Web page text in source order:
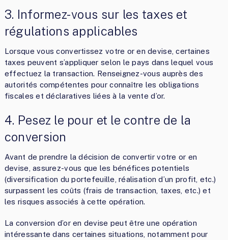
3. Informez-vous sur les taxes et
régulations applicables
Lorsque vous convertissez votre or en devise, certaines
taxes peuvent s’appliquer selon le pays dans lequel vous
effectuez la transaction. Renseignez-vous auprès des
autorités compétentes pour connaître les obligations
fiscales et déclaratives liées à la vente d’or.
4. Pesez le pour et le contre de la
conversion
Avant de prendre la décision de convertir votre or en
devise, assurez-vous que les bénéfices potentiels
(diversification du portefeuille, réalisation d’un profit, etc.)
surpassent les coûts (frais de transaction, taxes, etc.) et
les risques associés à cette opération.
La conversion d’or en devise peut être une opération
intéressante dans certaines situations, notamment pour